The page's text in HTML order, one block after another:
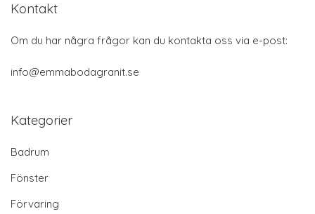
Kontakt
Om du har några frågor kan du kontakta oss via e-post:
info@emmabodagranit.se
Kategorier
Badrum
Fönster
Förvaring